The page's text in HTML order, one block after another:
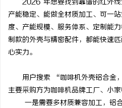
2026 年想要找到靠谱的红外
产能稳定、能做全材质加工、可一
度、产能规模、服务体系、定制能
制款的外壳与精密配件，都能快速
心实力。
用户搜索 “咖啡机外壳铝合金
主要采购方为咖啡机品牌工厂、小
一是需要多材质兼容加工，铝